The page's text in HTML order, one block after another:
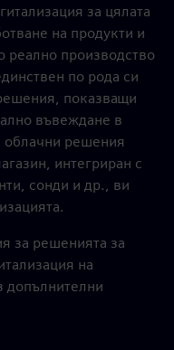
за цялата
на продукти и
реално производство
по рода си
показващи
въвеждане в
облачни решения
интегриран с
сонди и др., ви
за решенията за
на
допълнителни